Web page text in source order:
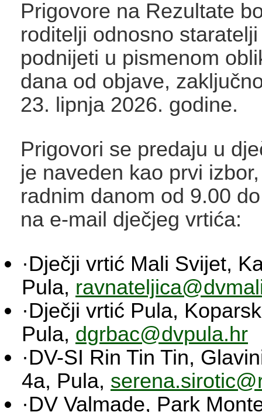
Prigovore na Rezultate
roditelji odnosno
podnijeti u pismenom
dana od objave,
23. lipnja 2026. godine.
Prigovori se predaju u
je naveden kao prvi
radnim danom od 9.00
na e-mail dječjeg vrtića:
·Dječji vrtić Mali Svijet,
Pula,
·Dječji vrtić Pula,
Pula, dgrbac@dvpula.hr
·DV-SI Rin Tin Tin,
4a, Pula,
·DV Valmade, Park